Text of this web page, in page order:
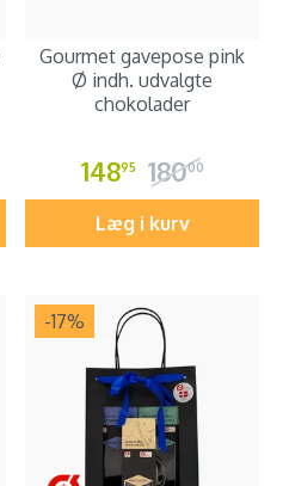
Gourmet gavepose pink
Ø indh. udvalgte
chokolader
14895 18000
Læg i kurv
-17%